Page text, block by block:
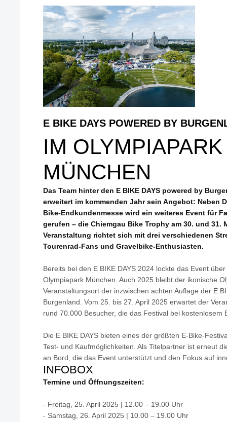
E BIKE DAYS POWERED BY
IM OLYMPIAPARK
MÜNCHEN
Das Team hinter den E BIKE DAYS powered by
erweitert im kommenden Jahr sein Angebot: Neben
Bike-Endkundenmesse wird ein weiteres Event für
gerufen – die Chiemgau Bike Trophy am 30. und 31.
Veranstaltung richtet sich mit drei verschiedenen
Tourenrad-Fans und Gravelbike-Enthusiasten.
Bereits bei den E BIKE DAYS 2024 lockte das Event
Olympiapark München. Auch 2025 bleibt der ikonische
Veranstaltungsort der inzwischen achten Auflage der E
Burgenland. Vom 25. bis 27. April 2025 erwartet der
rund 70.000 Besucher, die das Festival bei kostenlosem
Die E BIKE DAYS bieten eines der größten E-Bike-
Test- und Kaufmöglichkeiten. Als Titelpartner ist erneut
an Bord, die das Event unterstützt und den Fokus auf
INFOBOX
Termine und Öffnungszeiten:
- Freitag, 25. April 2025 | 12.00 – 19.00 Uhr
- Samstag, 26. April 2025 | 10.00 – 19.00 Uhr